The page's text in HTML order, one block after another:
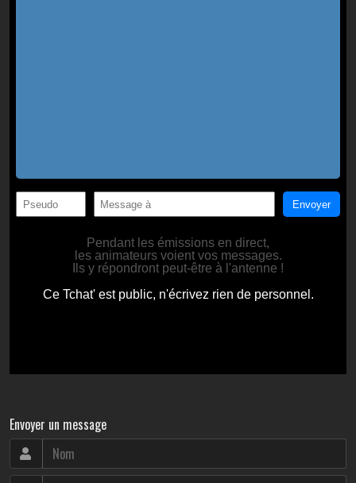
Envoyer un message